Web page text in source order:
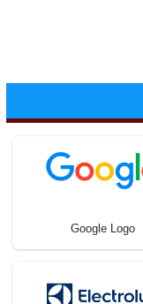
Google Logo